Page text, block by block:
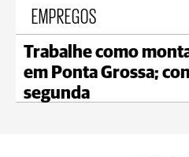
EMPREGOS
Trabalhe como
em Ponta Grossa;
segunda